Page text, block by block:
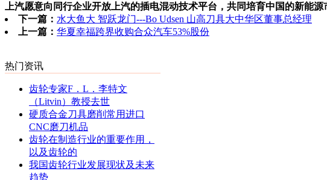
上汽愿意向同行企业开放上汽的插电混动技术平台，共同培育中国的新能
下一篇： 水大鱼大 智跃龙门---Bo Udsen 山高刀具大中华区董事总经理
上一篇： 华夏幸福跨界收购合众汽车53%股份
热门资讯
齿轮专家F．L．李特文
（Litvin）教授去世
硬质合金刀具磨削常用进口
CNC磨刀机品
齿轮在制造行业的重要作用，
以及齿轮的
我国齿轮行业发展现状及未来
趋势